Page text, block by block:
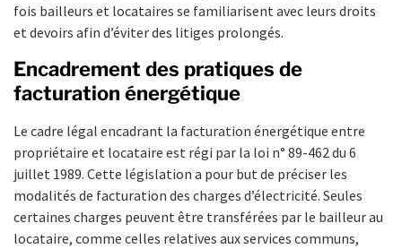
fois bailleurs et locataires se familiarisent avec leurs droits
et devoirs afin d’éviter des litiges prolongés.
Encadrement des pratiques de
facturation énergétique
Le cadre légal encadrant la facturation énergétique entre
propriétaire et locataire est régi par la loi n° 89-462 du 6
juillet 1989. Cette législation a pour but de préciser les
modalités de facturation des charges d’électricité. Seules
certaines charges peuvent être transférées par le bailleur au
locataire, comme celles relatives aux services communs,